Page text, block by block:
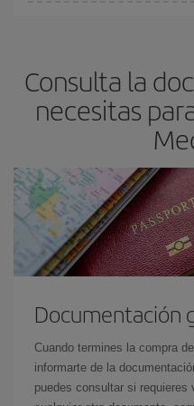
Consulta la
necesitas
Documentación
Cuando termines la compra
informarte de la
puedes consultar si requieres